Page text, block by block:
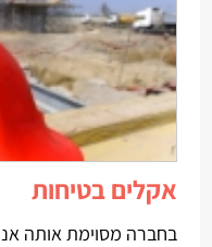
אקלים בטיחות
בחברה מסוימת אותה